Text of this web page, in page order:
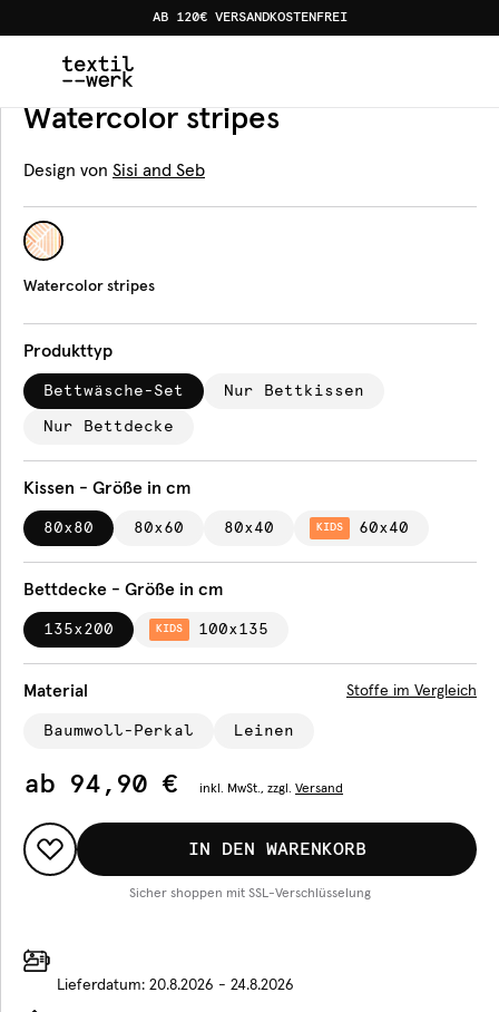
AB 120€ VERSANDKOSTENFREI
Produkte Bettwäsche Watercolor stripes
Bettwäsche
Watercolor stripes
Design von Sisi and Seb
Watercolor stripes
Produkttyp
Bettwäsche-Set Nur Bettkissen
Nur Bettdecke
Kissen - Größe in cm
80x80 80x60 80x40 KIDS 60x40
Bettdecke - Größe in cm
135x200 KIDS 100x135
Material Stoffe im Vergleich
Baumwoll-Perkal Leinen
ab 94,90 € inkl. MwSt., zzgl. Versand
IN DEN WARENKORB
Sicher shoppen mit SSL-Verschlüsselung
Lieferdatum: 20.8.2026 - 24.8.2026